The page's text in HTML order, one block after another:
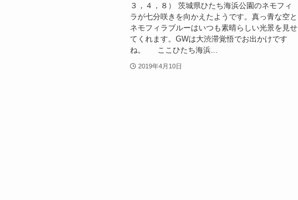
３，４，８） 茨城県ひたち海浜公園のネモフィ
ラが七分咲きを向かえたようです。真っ青な空と
ネモフィラブルーはいつも素晴らしい光景を見せ
てくれます。GWは大渋滞覚悟でお出かけです
ね。 ここひたち海浜...
2019年4月10日